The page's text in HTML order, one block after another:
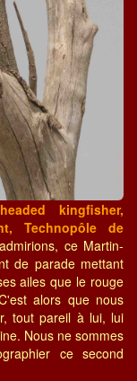
kingfisher,
Technopôle de
ce Martin-
de parade mettant
ailes que le rouge
alors que nous
tout pareil à lui, lui
Nous ne sommes
ce second